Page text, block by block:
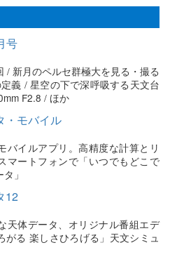
号
/ 新月のペルセ群極大を見る・撮る
義 / 星空の下で深呼吸する天文台
F2.8 / ほか
・モバイル
バイルアプリ。高精度な計算とリ
マートフォンで「いつでもどこで
」
12
天体データ、オリジナル番組エデ
がる 楽しさひろげる」天文シミュ